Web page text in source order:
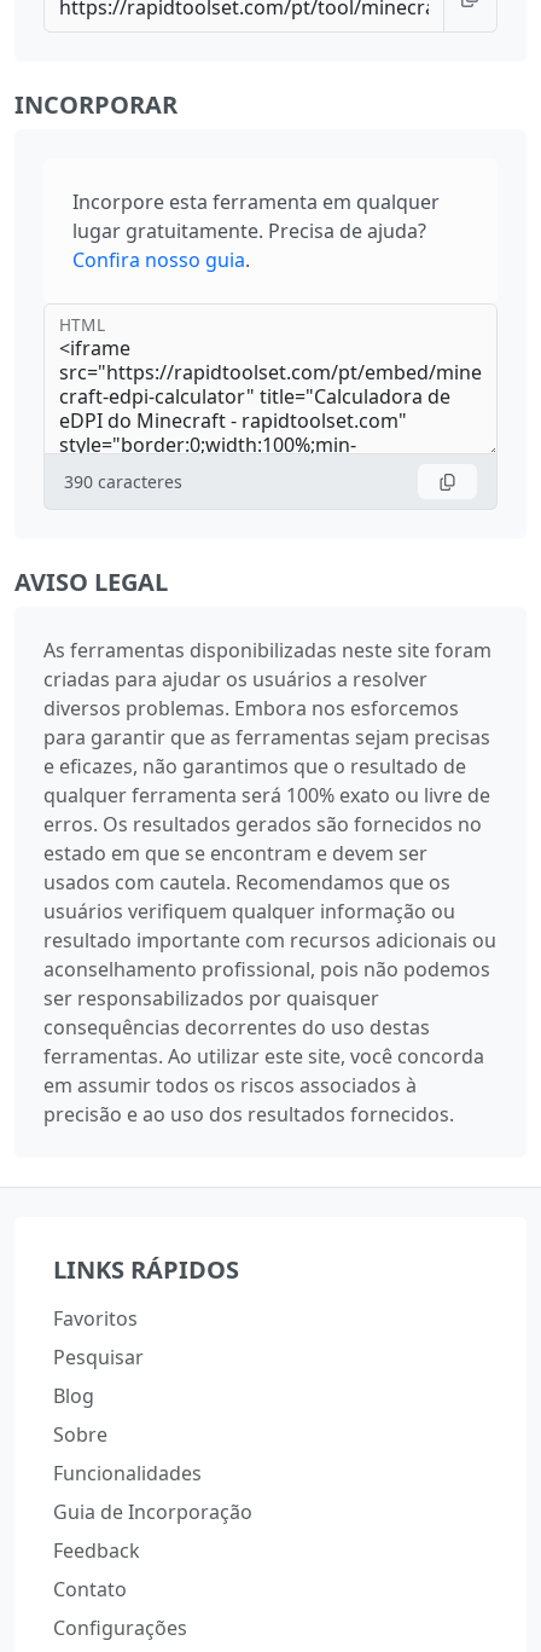
INCORPORAR
Incorpore esta ferramenta em qualquer
lugar gratuitamente. Precisa de ajuda?
Confira nosso guia.
HTML
390 caracteres
AVISO LEGAL
As ferramentas disponibilizadas neste site foram
criadas para ajudar os usuários a resolver
diversos problemas. Embora nos esforcemos
para garantir que as ferramentas sejam precisas
e eficazes, não garantimos que o resultado de
qualquer ferramenta será 100% exato ou livre de
erros. Os resultados gerados são fornecidos no
estado em que se encontram e devem ser
usados com cautela. Recomendamos que os
usuários verifiquem qualquer informação ou
resultado importante com recursos adicionais ou
aconselhamento profissional, pois não podemos
ser responsabilizados por quaisquer
consequências decorrentes do uso destas
ferramentas. Ao utilizar este site, você concorda
em assumir todos os riscos associados à
precisão e ao uso dos resultados fornecidos.
LINKS RÁPIDOS
Favoritos
Pesquisar
Blog
Sobre
Funcionalidades
Guia de Incorporação
Feedback
Contato
Configurações